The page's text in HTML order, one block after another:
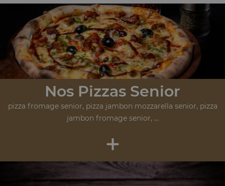
Nos Pizzas Senior
pizza fromage senior, pizza jambon mozzarella senior, pizza
jambon fromage senior, ...
+